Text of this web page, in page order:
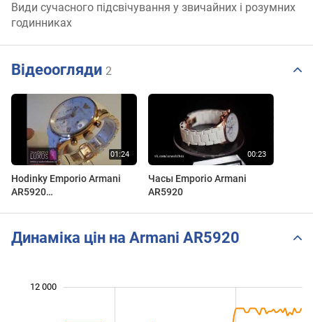
Види сучасного підсвічування у звичайних і розумних
годинниках
Відеоогляди 2
Hodinky Emporio Armani
AR5920
Часы Emporio Armani
AR5920
Динаміка цін на Armani AR5920
12 000